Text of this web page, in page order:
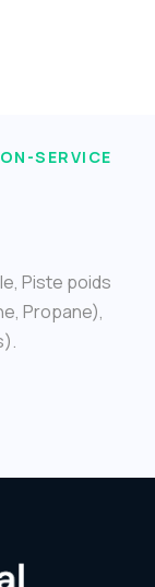
SERVICE
Piste poids
Propane),